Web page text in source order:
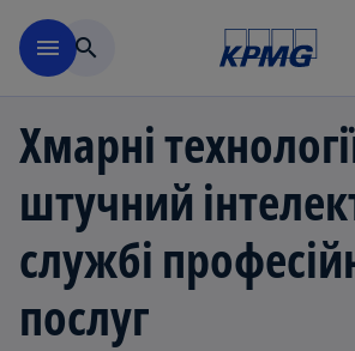
menu search
Хмарні
штучний
службі
послуг